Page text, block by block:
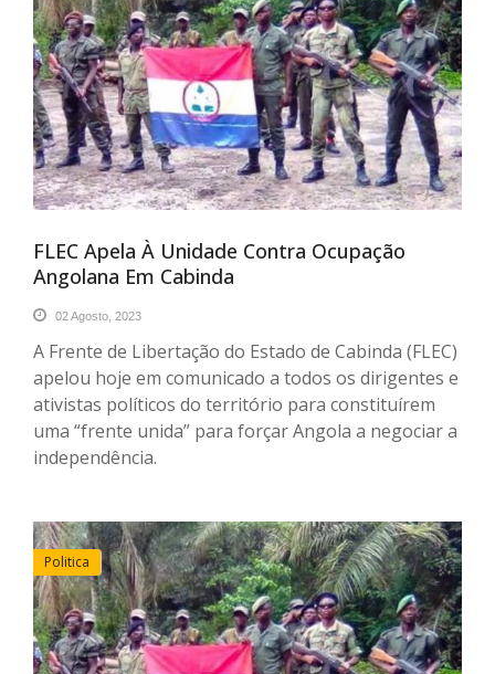
FLEC Apela À Unidade Contra Ocupação
Angolana Em Cabinda
02 Agosto, 2023
A Frente de Libertação do Estado de Cabinda (FLEC)
apelou hoje em comunicado a todos os dirigentes e
ativistas políticos do território para constituírem
uma “frente unida” para forçar Angola a negociar a
independência.
Politica